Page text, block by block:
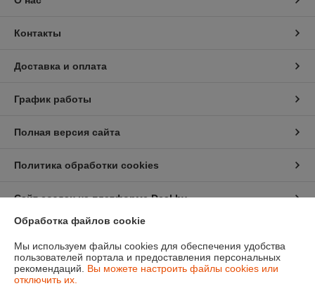
Контакты
Доставка и оплата
График работы
Полная версия сайта
Политика обработки cookies
Сайт создан на платформе Deal.by
Информация для покупателя
Индивидуальный предприниматель:Ип Грудько Наталья Викторовна
Брестская область Г.Лунинец
Обработка файлов cookie
Мы используем файлы cookies для обеспечения удобства
пользователей портала и предоставления персональных
рекомендаций. Вы можете настроить файлы cookies или
отключить их.